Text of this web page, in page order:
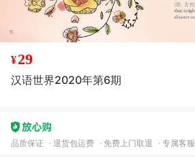
¥29
汉语世界2020年第6期
品质保证 退货包运费 免费上门取退 专属客服